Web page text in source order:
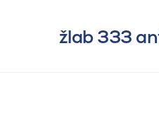
žlab 333